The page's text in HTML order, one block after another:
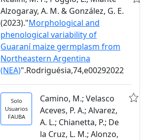
Alzogaray, A. M. & González, G. E.
(2023)."Morphological and
phenological variability of
Guaraní maize germplasm from
Northeastern Argentina
(NEA)".Rodriguésia,74,e00292022
Solo
Usuarios
FAUBA
Camino, M.; Velasco
Aceves, P. A.; Alvarez,
A. L.; Chianetta, P.; De
la Cruz, L. M.; Alonzo,